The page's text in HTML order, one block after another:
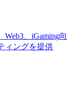
、iGaming向
ィングを提供